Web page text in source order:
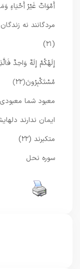
أَمْوَاتٌ غَيْرُ أَحْيَاءٍ
مردگانند نه
(۲۱)
إِلَهُكُمْ إِلَهٌ وَاحِدٌ
مُسْتَكْبِرُونَ﴿۲۲﴾
معبود شما
ايمان ندارند
متكبرند (۲۲)
سوره نحل